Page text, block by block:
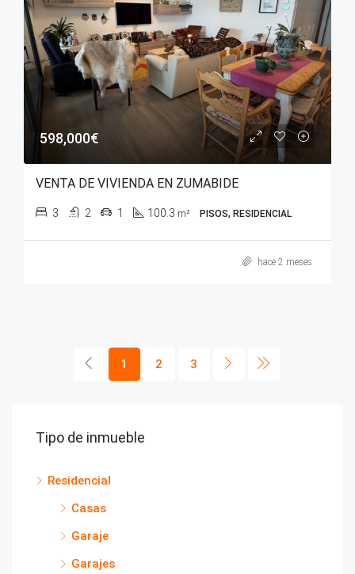
598,000€
VENTA DE VIVIENDA EN ZUMABIDE
3 2 1 100.3 m² PISOS, RESIDENCIAL
hace 2 meses
1 2 3
Tipo de inmueble
Residencial
Casas
Garaje
Garajes